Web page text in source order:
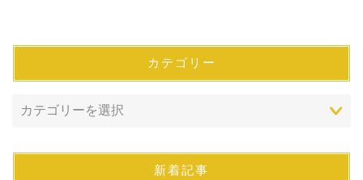
カテゴリー
新着記事